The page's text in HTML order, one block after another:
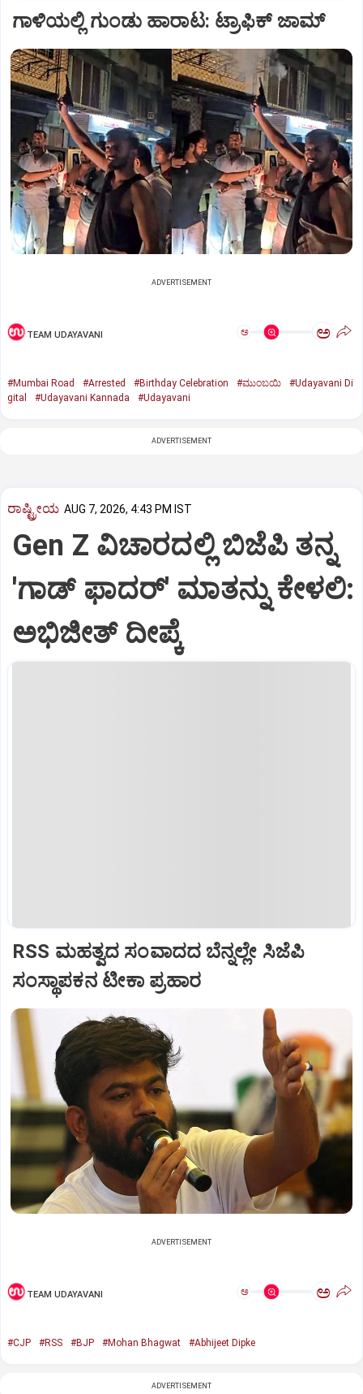
ಗಾಳಿಯಲ್ಲಿ ಗುಂಡು ಹಾರಾಟ: ಟ್ರಾಫಿಕ್‌ ಜಾಮ್
ADVERTISEMENT
TEAM UDAYAVANI ಅ ಅ
#Mumbai Road #Arrested #Birthday Celebration #ಮುಂಬಯಿ
#Udayavani Di
gital
#Udayavani Kannada #Udayavani
ADVERTISEMENT
ರಾಷ್ಟ್ರೀಯ AUG 7, 2026, 4:43 PM IST
Gen Z ವಿಚಾರದಲ್ಲಿ ಬಿಜೆಪಿ ತನ್ನ
'ಗಾಡ್ ಫಾದರ್' ಮಾತನ್ನು ಕೇಳಲಿ:
ಅಭಿಜೀತ್ ದೀಪ್ಕೆ
RSS ಮಹತ್ವದ ಸಂವಾದದ ಬೆನ್ನಲ್ಲೇ ಸಿಜೆಪಿ
ಸಂಸ್ಥಾಪಕನ ಟೀಕಾ ಪ್ರಹಾರ
ADVERTISEMENT
TEAM UDAYAVANI ಅ ಅ
#CJP #RSS #BJP #Mohan Bhagwat #Abhijeet Dipke
ADVERTISEMENT